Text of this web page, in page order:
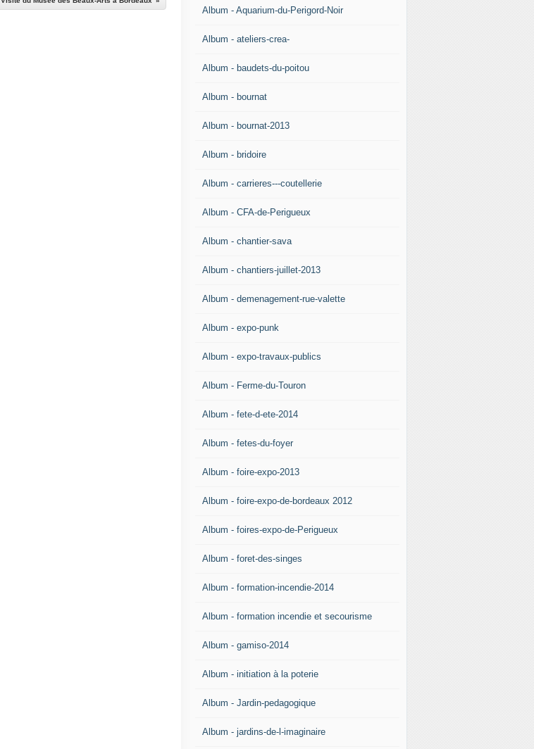
Album - Aquarium-du-Perigord-Noir
Album - ateliers-crea-
Album - baudets-du-poitou
Album - bournat
Album - bournat-2013
Album - bridoire
Album - carrieres---coutellerie
Album - CFA-de-Perigueux
Album - chantier-sava
Album - chantiers-juillet-2013
Album - demenagement-rue-valette
Album - expo-punk
Album - expo-travaux-publics
Album - Ferme-du-Touron
Album - fete-d-ete-2014
Album - fetes-du-foyer
Album - foire-expo-2013
Album - foire-expo-de-bordeaux 2012
Album - foires-expo-de-Perigueux
Album - foret-des-singes
Album - formation-incendie-2014
Album - formation incendie et secourisme
Album - gamiso-2014
Album - initiation à la poterie
Album - Jardin-pedagogique
Album - jardins-de-l-imaginaire